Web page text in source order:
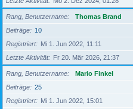
Rang, Benutzername
Thomas Brand
Beiträge
10
Registriert
Mi 1. Jun 2022, 11:11
Letzte Aktivität
Fr 20. Mär 2026, 21:37
Rang, Benutzername
Mario Finkel
Beiträge
25
Registriert
Mi 1. Jun 2022, 15:01